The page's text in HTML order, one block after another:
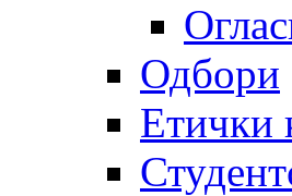
Одбори
Етички